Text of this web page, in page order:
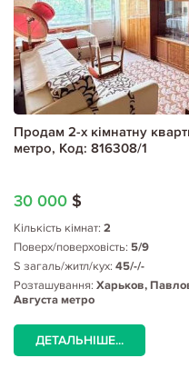
Продам 2-х кімнатну
метро, Код: 816308/1
30 000 $
Кількість кімнат: 2
Поверх/поверховість: 5/9
S загаль/житл/кух: 45/-/-
Розташування: Харьков,
Августа метро
ДЕТАЛЬНІШЕ...